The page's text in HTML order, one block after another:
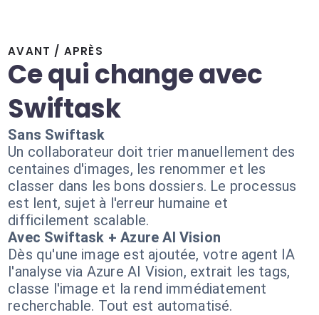
AVANT / APRÈS
Ce qui change avec
Swiftask
Sans Swiftask
Un collaborateur doit trier manuellement des
centaines d'images, les renommer et les
classer dans les bons dossiers. Le processus
est lent, sujet à l'erreur humaine et
difficilement scalable.
Avec Swiftask + Azure AI Vision
Dès qu'une image est ajoutée, votre agent IA
l'analyse via Azure AI Vision, extrait les tags,
classe l'image et la rend immédiatement
recherchable. Tout est automatisé.